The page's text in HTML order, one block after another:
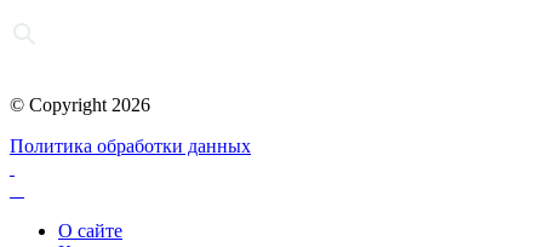
© Copyright 2026
Политика обработки данных
О сайте